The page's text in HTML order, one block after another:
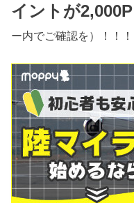
イントが2,000P
ー内でご確認を）！！！